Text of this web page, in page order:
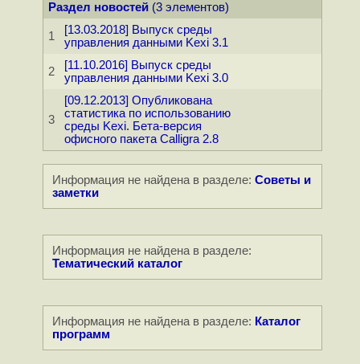
Раздел новостей(3 элементов)
1
[13.03.2018] Выпуск среды
управления данными Kexi 3.1
2
[11.10.2016] Выпуск среды
управления данными Kexi 3.0
3
[09.12.2013] Опубликована
статистика по использованию
среды Kexi. Бета-версия
офисного пакета Calligra 2.8
Информация не найдена в разделе: Советы и
заметки
Информация не найдена в разделе:
Тематический каталог
Информация не найдена в разделе: Каталог
программ